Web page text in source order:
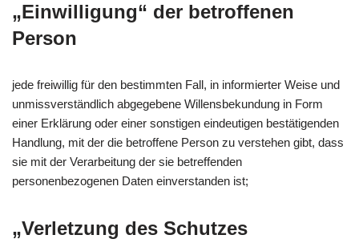
„Einwilligung“ der betroffenen
Person
jede freiwillig für den bestimmten Fall, in informierter Weise und
unmissverständlich abgegebene Willensbekundung in Form
einer Erklärung oder einer sonstigen eindeutigen bestätigenden
Handlung, mit der die betroffene Person zu verstehen gibt, dass
sie mit der Verarbeitung der sie betreffenden
personenbezogenen Daten einverstanden ist;
„Verletzung des Schutzes